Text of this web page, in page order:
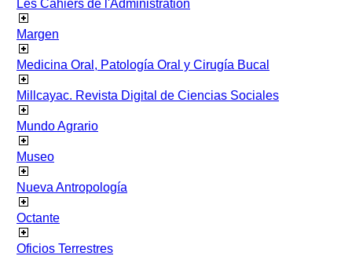
Les Cahiers de l'Administration
Margen
Medicina Oral, Patología Oral y Cirugía Bucal
Millcayac. Revista Digital de Ciencias Sociales
Mundo Agrario
Museo
Nueva Antropología
Octante
Oficios Terrestres